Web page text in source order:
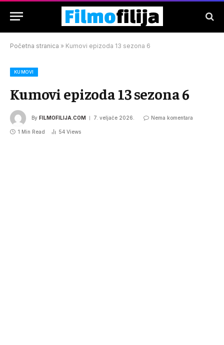
Početna stranica » Kumovi epizoda 13 sezona 6
KUMOVI
Kumovi epizoda 13 sezona 6
By FILMOFILIJA.COM 7. veljače 2026. Nema komentara
1 Min Read 54 Views